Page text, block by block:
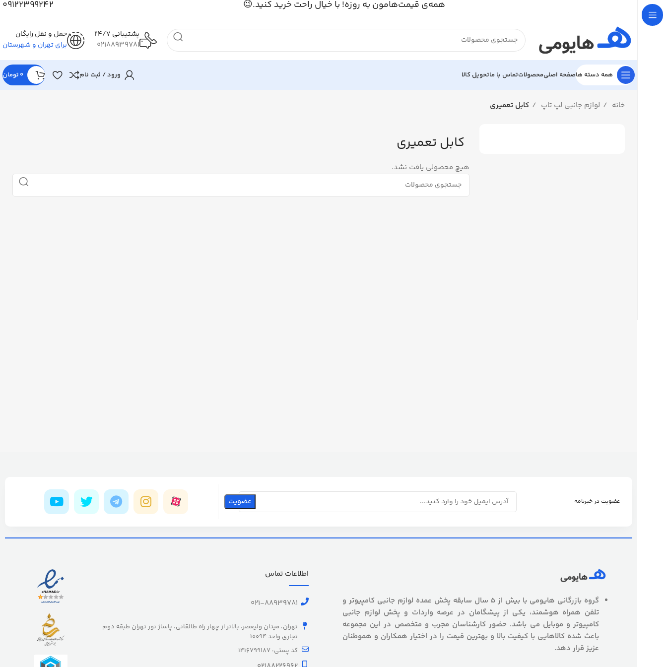
همه‌ی قیمت‌هامون به روزه! با خیال راحت خرید کنید.😉 09122399242
پشتیبانی 24/7
02188939781
حمل و نقل رایگان
برای تهران و شهرستان
همه دسته هاصفحه اصلیمحصولاتتماس با ماتحویل کالا ورود / ثبت نام 0 تومان
خانه لوازم جانبی لپ تاپ کابل تعمیری
کابل تعمیری
هیچ محصولی یافت نشد.
عضویت در خبرنامه
گروه بازرگانی هایومی با بیش از 5 سال سابقه پخش عمده لوازم جانبی کامپیوتر و
تلفن همراه هوشمند، یکی از پیشگامان در عرصه واردات و پخش لوازم جانبی
کامپیوتر و موبایل می باشد. حضور کارشناسان مجرب و متخصص در این مجموعه
باعث شده کالاهایی با کیفیت بالا و بهترین قیمت را در اختیار همکاران و هموطنان
عزیز قرار دهد.
اطلاعات تماس
021-88939781
تهران، میدان ولیعصر، بالاتر از چهار راه طالقانی، پاساژ نور تهران طبقه دوم
تجاری واحد 10094
کد پستی: 1416799187